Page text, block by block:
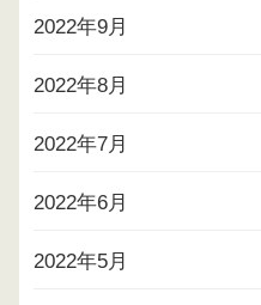
2022年9月
2022年8月
2022年7月
2022年6月
2022年5月